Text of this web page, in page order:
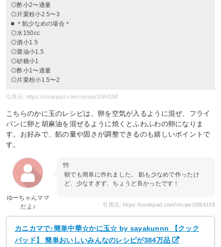
◎酢小2〜適量
◎片栗粉小2.5〜3
■ ＊餡少なめの場合＊
◎水150cc
◎酒小1.5
◎醤油小1.5
◎砂糖小1
◎酢小1〜適量
◎片栗粉小1.5〜2
引用元: https://cookpad.com/recipe/2084158
こちらのかに玉のレシピは、卵を空気が入るように混ぜ、フライ
パンに卵と胡麻油を混ぜるように焼くとふわふわの卵になりま
す。お好みで、餡の量や固さが調整できるのも嬉しいポイントで
す。
ゆーちゃんママ
だよ♪
朝でも簡単に作れました。 餡も少なめで作ったけ
ど、少なすぎず、ちょうど良かったです！
引用元: https://cookpad.com/recipe/2084158
カニカマで♪簡単中華☆かに玉☆ by sayakunnn 【クック
パッド】 簡単おいしいみんなのレシピが384万品